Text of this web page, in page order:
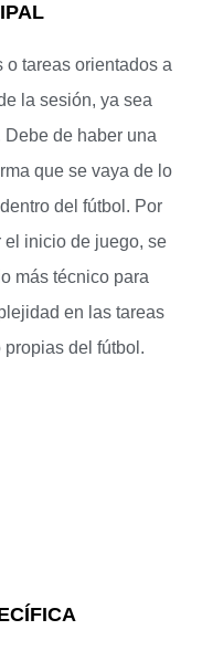
tareas orientados a
la sesión, ya sea
Debe de haber una
que se vaya de lo
del fútbol. Por
inicio de juego, se
más técnico para
en las tareas
del fútbol.